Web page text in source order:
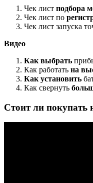
Чек лист подбора
Чек лист по
Чек лист запуска
Видео
Как выбрать
Как работать на
Как установить
Как свернуть
Стоит ли покупать